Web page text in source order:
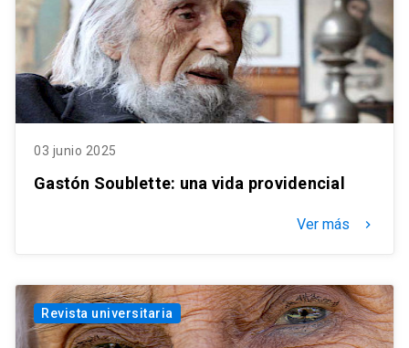
03 junio 2025
Gastón Soublette: una vida providencial
Ver más keyboard_arrow_right
Revista universitaria